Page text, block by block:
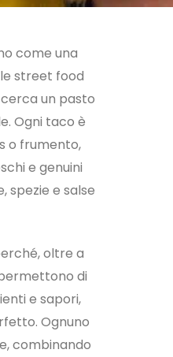
come una
street food
un pasto
Ogni taco è
o frumento,
e genuini
spezie e salse
oltre a
di
e sapori,
Ognuno
combinando